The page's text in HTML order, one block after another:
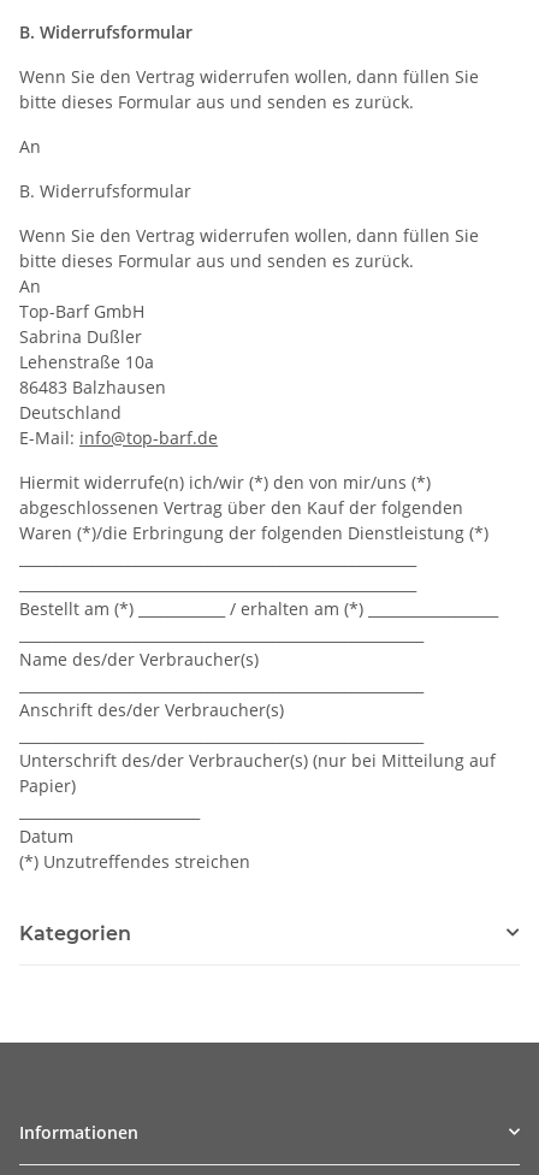
B. Widerrufsformular
Wenn Sie den Vertrag widerrufen wollen, dann füllen Sie
bitte dieses Formular aus und senden es zurück.
An
B. Widerrufsformular
Wenn Sie den Vertrag widerrufen wollen, dann füllen Sie
bitte dieses Formular aus und senden es zurück.
An
Top-Barf GmbH
Sabrina Dußler
Lehenstraße 10a
86483 Balzhausen
Deutschland
E-Mail: info@top-barf.de
Hiermit widerrufe(n) ich/wir (*) den von mir/uns (*)
abgeschlossenen Vertrag über den Kauf der folgenden
Waren (*)/die Erbringung der folgenden Dienstleistung (*)
Bestellt am (*) ____________ / erhalten am (*) __________________
Name des/der Verbraucher(s)
Anschrift des/der Verbraucher(s)
Unterschrift des/der Verbraucher(s) (nur bei Mitteilung auf
Papier)
Datum
(*) Unzutreffendes streichen
Kategorien
Informationen